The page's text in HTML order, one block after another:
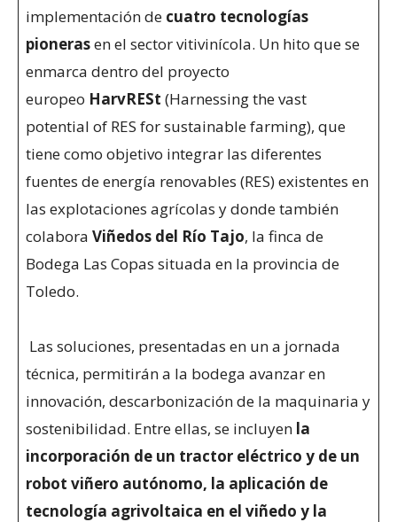
implementación de cuatro tecnologías
pionerasen el sector vitivinícola. Un hito que se
enmarca dentro del proyecto
europeo HarvRESt (Harnessing the vast
potential of RES for sustainable farming), que
tiene como objetivo integrar las diferentes
fuentes de energía renovables (RES) existentes en
las explotaciones agrícolas y donde también
colabora Viñedos del Río Tajo, la finca de
Bodega Las Copas situada en la provincia de
Toledo.
Las soluciones, presentadas en un a jornada
técnica, permitirán a la bodega avanzar en
innovación, descarbonización de la maquinaria y
sostenibilidad. Entre ellas, se incluyen la
incorporación de un tractor eléctrico y de un
robot viñero autónomo, la aplicación de
tecnología agrivoltaica en el viñedo y la